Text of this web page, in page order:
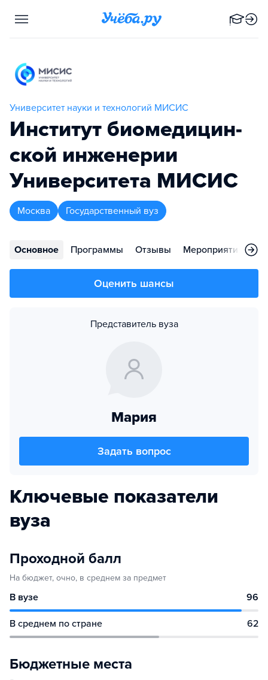
Университет науки и технологий МИСИС
Институт биоме­ди­цин­
ской инженерии
Университета МИСИС
Москва Государственный вуз
Основное Программы Отзывы Мероприятия
Оценить шансы
Представитель вуза
Мария
Задать вопрос
Ключевые показатели
вуза
Проходной балл
На бюджет, очно, в среднем за предмет
В вузе 96
В среднем по стране 62
Бюджетные места